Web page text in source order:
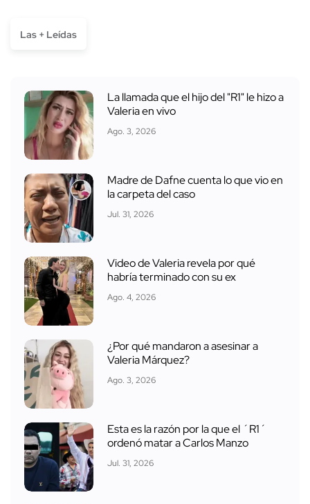
Las + Leídas
La llamada que el hijo del "R1" le hizo a
Valeria en vivo
Ago. 3, 2026
Madre de Dafne cuenta lo que vio en
la carpeta del caso
Jul. 31, 2026
Video de Valeria revela por qué
habría terminado con su ex
Ago. 4, 2026
¿Por qué mandaron a asesinar a
Valeria Márquez?
Ago. 3, 2026
Esta es la razón por la que el ´R1´
ordenó matar a Carlos Manzo
Jul. 31, 2026